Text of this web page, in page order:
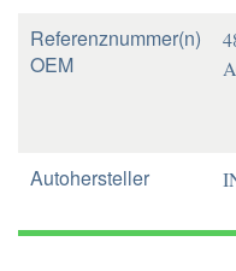
Referenznummer(n)
OEM
Autohersteller